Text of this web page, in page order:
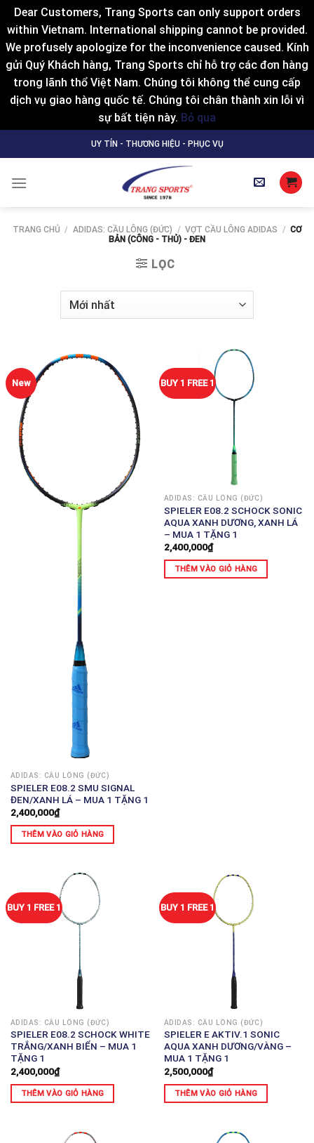
Dear Customers, Trang Sports can only support orders
within Vietnam. International shipping cannot be provided.
We profusely apologize for the inconvenience caused. Kính
gửi Quý Khách hàng, Trang Sports chỉ hỗ trợ các đơn hàng
trong lãnh thổ Việt Nam. Chúng tôi không thể cung cấp
dịch vụ giao hàng quốc tế. Chúng tôi chân thành xin lỗi vì
sự bất tiện này. Bỏ qua
to
UY TÍN - THƯƠNG HIỆU - PHỤC VỤ
TRANG CHỦ / ADIDAS: CẦU LÔNG (ĐỨC) / VỢT CẦU LÔNG ADIDAS / CƠ
BẢN (CÔNG - THỦ) - ĐEN
LỌC
New
ADIDAS: CẦU LÔNG (ĐỨC)
SPIELER E08.2 SMU SIGNAL
ĐEN/XANH LÁ – MUA 1 TẶNG 1
2,400,000₫
THÊM VÀO GIỎ HÀNG
BUY 1 FREE 1
ADIDAS: CẦU LÔNG (ĐỨC)
SPIELER E08.2 SCHOCK SONIC
AQUA XANH DƯƠNG, XANH LÁ
– MUA 1 TẶNG 1
2,400,000₫
THÊM VÀO GIỎ HÀNG
BUY 1 FREE 1
ADIDAS: CẦU LÔNG (ĐỨC)
SPIELER E08.2 SCHOCK WHITE
TRẮNG/XANH BIỂN – MUA 1
TẶNG 1
2,400,000₫
THÊM VÀO GIỎ HÀNG
BUY 1 FREE 1
ADIDAS: CẦU LÔNG (ĐỨC)
SPIELER E AKTIV.1 SONIC
AQUA XANH DƯƠNG/VÀNG –
MUA 1 TẶNG 1
2,500,000₫
THÊM VÀO GIỎ HÀNG